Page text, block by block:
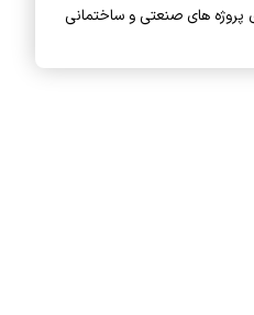
پروژه های صنعتی و ساختمانی